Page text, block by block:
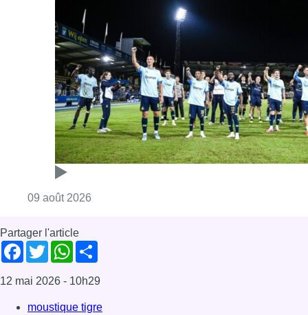
09 août 2026
Partager l'article
Facebook
TwitterWhatsApp
12 mai 2026 - 10h29
moustique tigre